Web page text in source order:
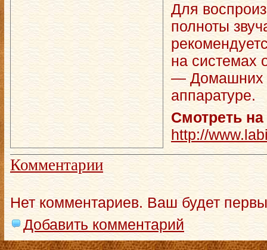
Для
полноты
на системах
— Домашних
аппаратуре.
Смотреть на
http://
Комментарии
Нет комментариев. Ваш будет
Добавить комментарий